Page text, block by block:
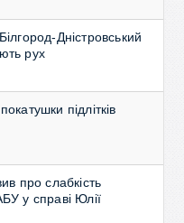
Дністровський
рух
підлітків
про слабкість
у справі Юлії